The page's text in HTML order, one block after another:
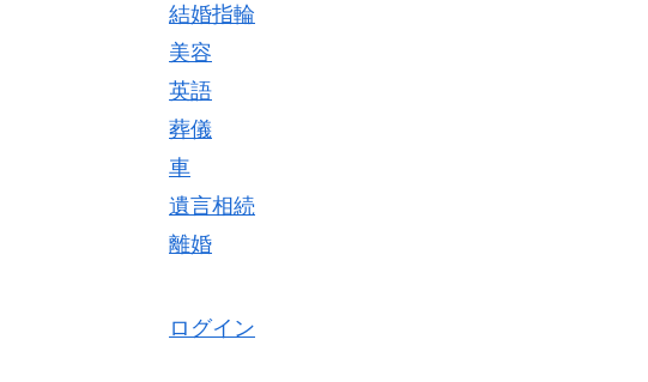
結婚指輪
美容
英語
葬儀
車
遺言相続
離婚
ログイン